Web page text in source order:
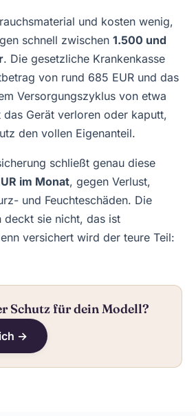
und kosten wenig,
schnell zwischen 1.500 und
. Die gesetzliche Krankenkasse
von rund 685 EUR und das
Versorgungszyklus von etwa
das Gerät verloren oder kaputt,
den vollen Eigenanteil.
schließt genau diese
im Monat, gegen Verlust,
und Feuchteschäden. Die
deckt sie nicht, das ist
versichert wird der teure Teil:
Schutz für dein Modell?
→